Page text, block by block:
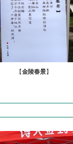
【金陵春景】